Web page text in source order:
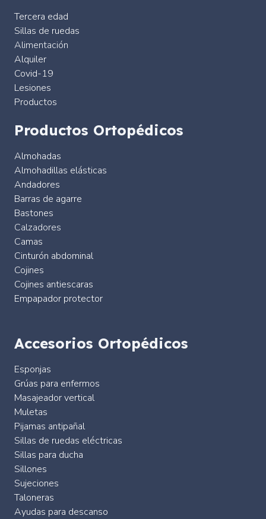
Tercera edad
Sillas de ruedas
Alimentación
Alquiler
Covid-19
Lesiones
Productos
Productos Ortopédicos
Almohadas
Almohadillas elásticas
Andadores
Barras de agarre
Bastones
Calzadores
Camas
Cinturón abdominal
Cojines
Cojines antiescaras
Empapador protector
Accesorios Ortopédicos
Esponjas
Grúas para enfermos
Masajeador vertical
Muletas
Pijamas antipañal
Sillas de ruedas eléctricas
Sillas para ducha
Sillones
Sujeciones
Taloneras
Ayudas para descanso